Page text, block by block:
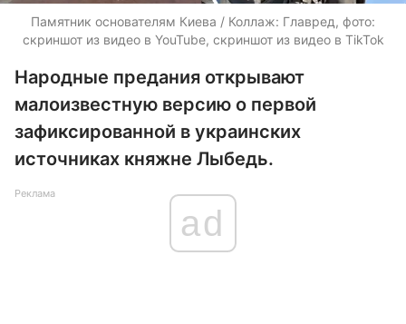
Памятник основателям Киева / Коллаж: Главред, фото:
скриншот из видео в YouTube, скриншот из видео в TikTok
Народные предания открывают
малоизвестную версию о первой
зафиксированной в украинских
источниках княжне Лыбедь.
Реклама
ad